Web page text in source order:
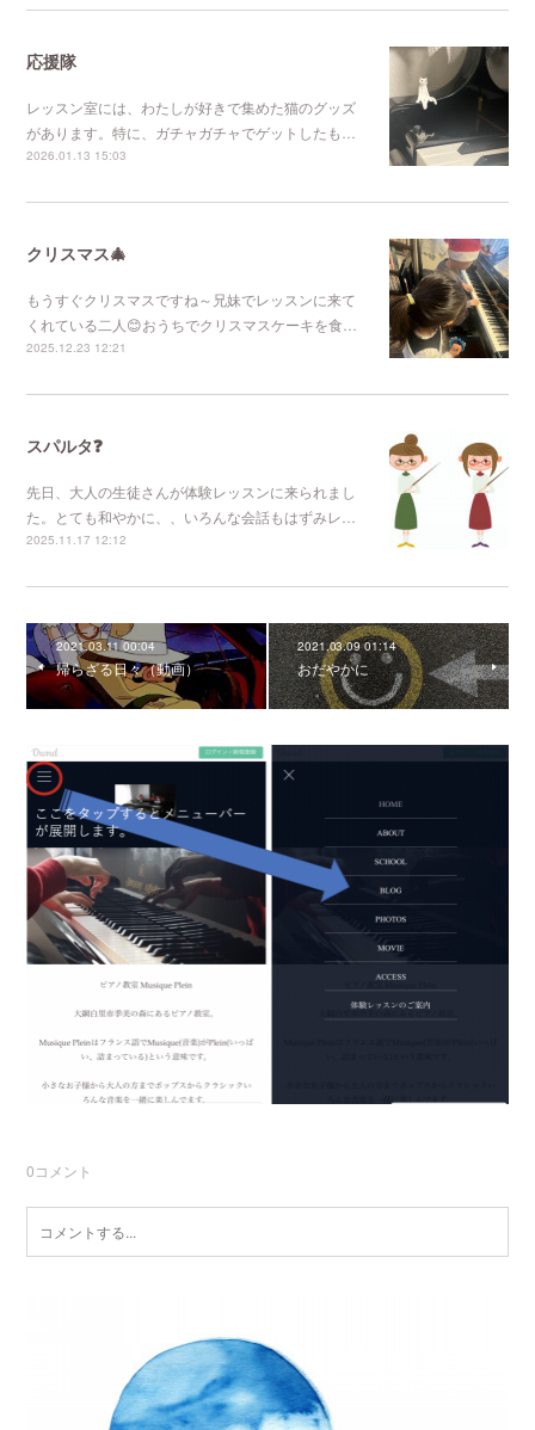
応援隊
レッスン室には、わたしが好きで集めた猫のグッズ
があります。特に、ガチャガチャでゲットしたも…
2026.01.13 15:03
クリスマス🎄
もうすぐクリスマスですね～兄妹でレッスンに来て
くれている二人😊おうちでクリスマスケーキを食…
2025.12.23 12:21
スパルタ❓
先日、大人の生徒さんが体験レッスンに来られまし
た。とても和やかに、、いろんな会話もはずみレ…
2025.11.17 12:12
2021.03.11 00:04
帰らざる日々（動画）
2021.03.09 01:14
おだやかに
0コメント